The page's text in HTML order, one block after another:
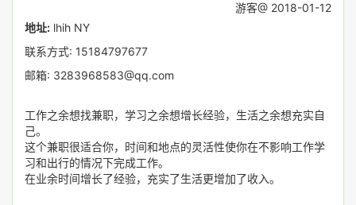
游客@ 2018-01-12
地址: lhih NY
联系方式: 15184797677
邮箱: 3283968583@qq.com
工作之余想找兼职，学习之余想增长经验，生活之余想充实自
己。
这个兼职很适合你，时间和地点的灵活性使你在不影响工作学
习和出行的情况下完成工作。
在业余时间增长了经验，充实了生活更增加了收入。